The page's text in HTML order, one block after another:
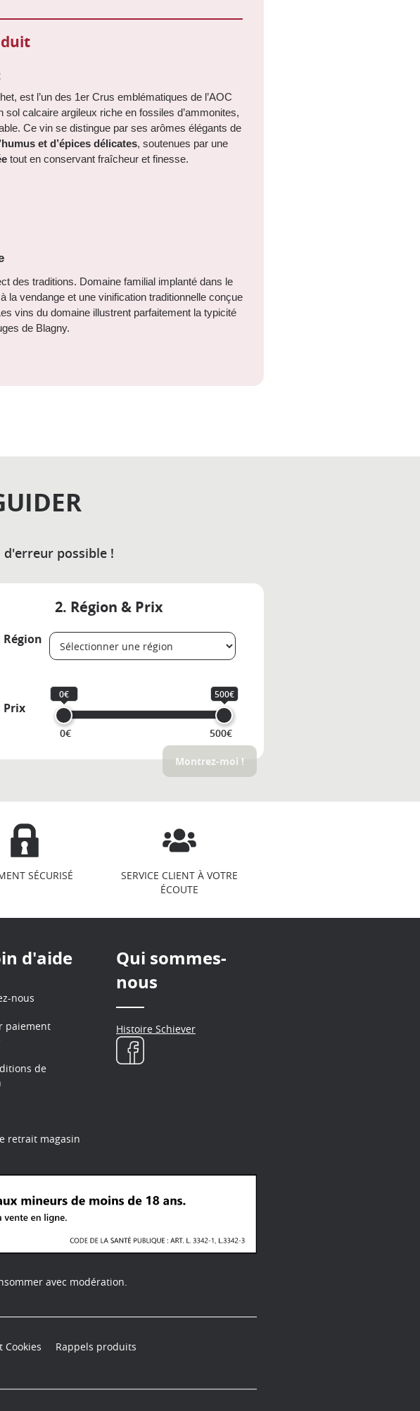
est l’un des 1er Crus emblématiques de l’AOC
sol calcaire argileux riche en fossiles d’ammonites,
Ce vin se distingue par ses arômes élégants de
et d’épices délicates, soutenues par une
tout en conservant fraîcheur et finesse.
des traditions. Domaine familial implanté dans le
la vendange et une vinification traditionnelle conçue
vins du domaine illustrent parfaitement la typicité
de Blagny.
possible !
2. Région & Prix
Région
Prix
0€ 500€
0€ 500€
Montrez-moi !
SÉCURISÉ
SERVICE CLIENT À VOTRE
ÉCOUTE
d'aide
nous
paiement
de
retrait magasin
Qui sommes-
nous
Histoire Schiever
avec modération.
Cookies Rappels produits